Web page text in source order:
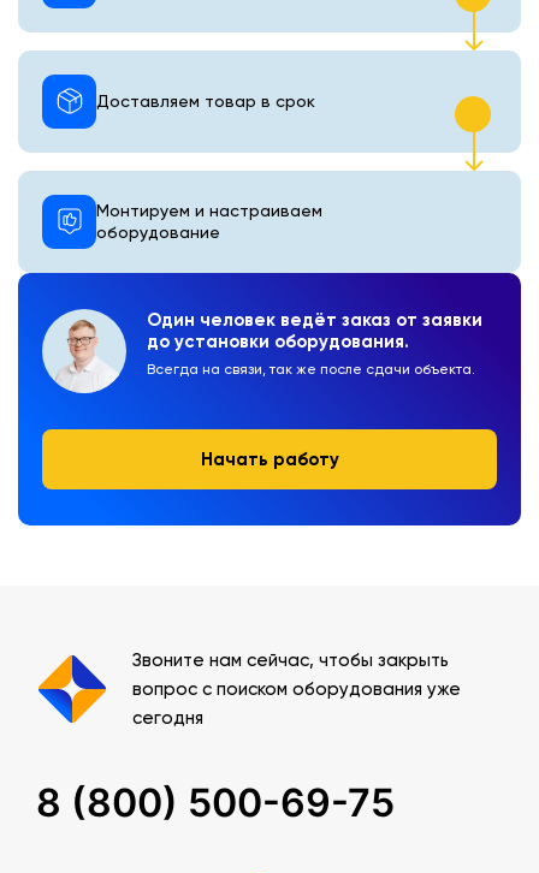
Один человек ведёт заказ от заявки
до установки оборудования.
Всегда на связи, так же после сдачи объекта.
Начать работу
Монтируем и настраиваем
оборудование
Доставляем товар в срок
Звоните нам сейчас, чтобы закрыть
вопрос с поиском оборудования уже
сегодня
8 (800) 500-69-75